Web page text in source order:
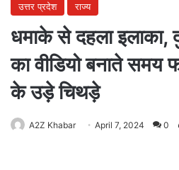
उत्तर प्रदेश राज्य
धमाके से दहला
का वीडियो बनाते
के उड़े चिथड़े
A2Z Khabar April 7, 2024 0